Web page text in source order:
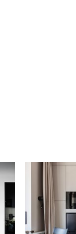
Дизайн-
Студия